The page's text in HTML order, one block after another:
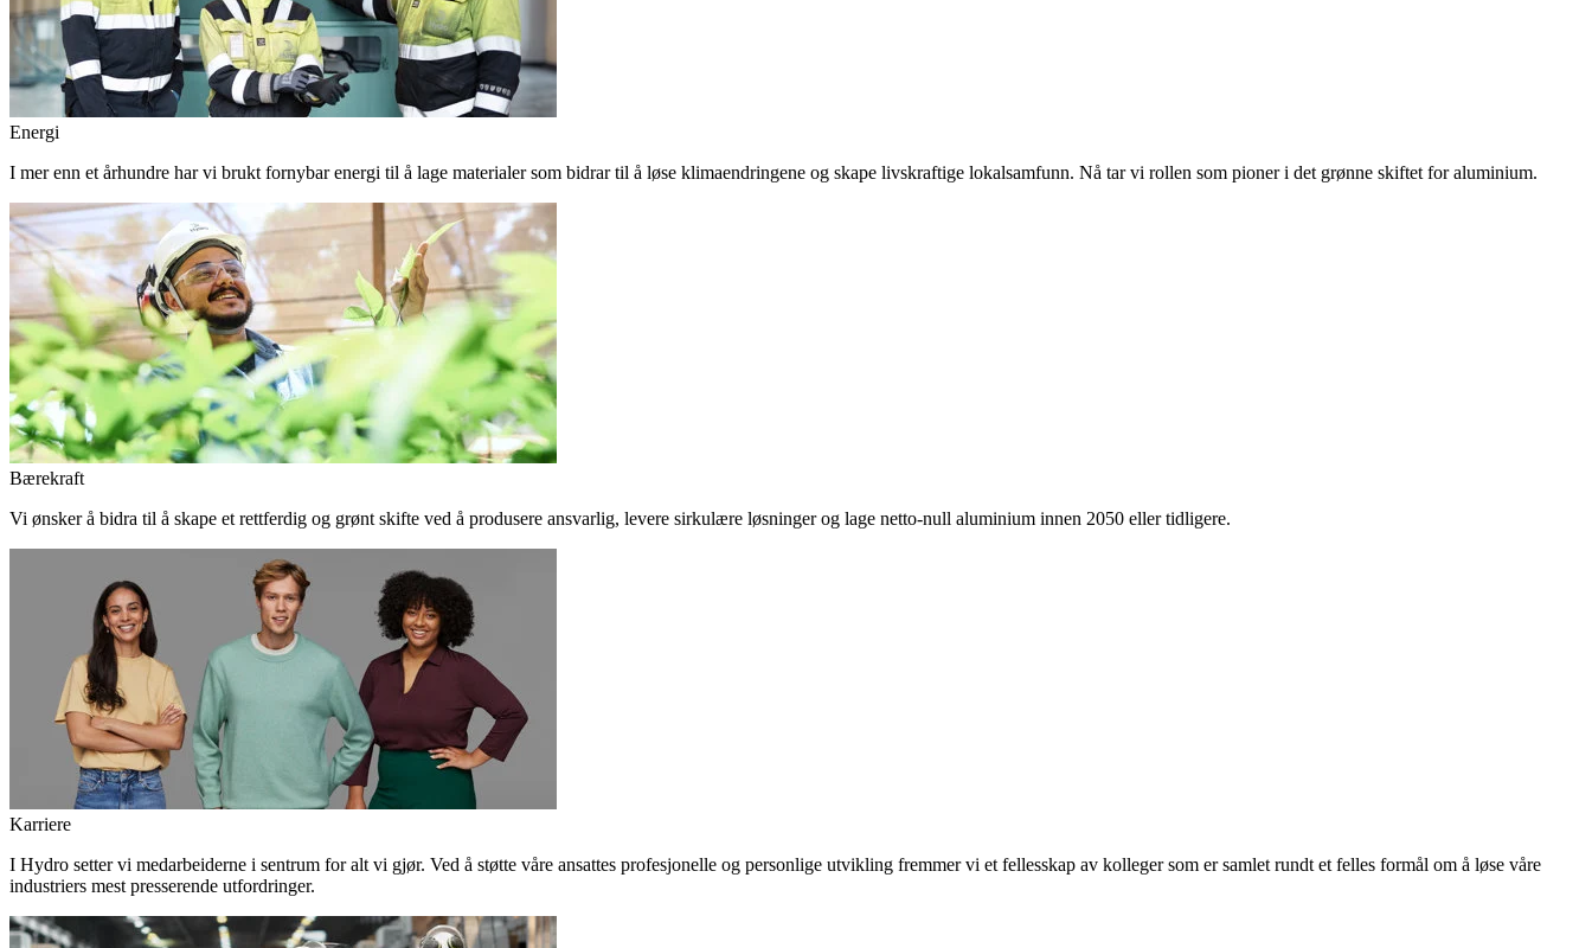
Energi
I mer enn et århundre har vi brukt fornybar energi til å lage materialer som bidrar til å løse klimaendringene og skape livskraftige lokalsamfunn. Nå tar vi rollen som pioner i det grønne skiftet for aluminium.
Bærekraft
Vi ønsker å bidra til å skape et rettferdig og grønt skifte ved å produsere ansvarlig, levere sirkulære løsninger og lage netto-null aluminium innen 2050 eller tidligere.
Karriere
I Hydro setter vi medarbeiderne i sentrum for alt vi gjør. Ved å støtte våre ansattes profesjonelle og personlige utvikling fremmer vi et fellesskap av kolleger som er samlet rundt et felles formål om å løse våre
industriers mest presserende utfordringer.